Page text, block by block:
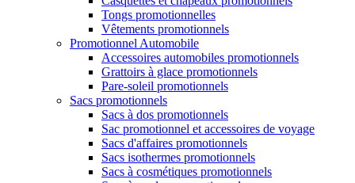
Tongs promotionnelles
Vêtements promotionnels
Promotionnel Automobile
Accessoires automobiles promotionnels
Grattoirs à glace promotionnels
Pare-soleil promotionnels
Sacs promotionnels
Sacs à dos promotionnels
Sac promotionnel et accessoires de voyage
Sacs d'affaires promotionnels
Sacs isothermes promotionnels
Sacs à cosmétiques promotionnels